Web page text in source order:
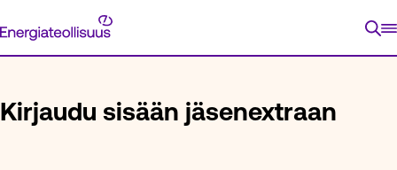
suoraan
Energiateollisuus
ETUSIVU
Kirjaudu sisään jäsenextraan